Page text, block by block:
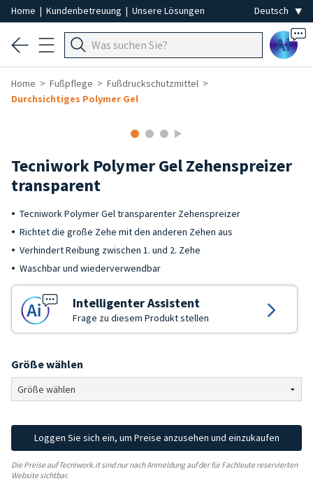
Home | Kundenbetreuung | Unsere Lösungen
Ai
Home Fußpflege
Fußdruckschutzmittel
Durchsichtiges Polymer Gel
Tecniwork Polymer Gel Zehenspreizer
transparent
Tecniwork Polymer Gel transparenter Zehenspreizer
Richtet die große Zehe mit den anderen Zehen aus
Verhindert Reibung zwischen 1. und 2. Zehe
Waschbar und wiederverwendbar
Intelligenter Assistent
Frage zu diesem Produkt stellen
Größe wählen
Loggen Sie sich ein, um Preise anzusehen und einzukaufen
Die Preise auf Tecniwork.it sind nur nach Anmeldung auf der für Fachleute reservierten
Website sichtbar.